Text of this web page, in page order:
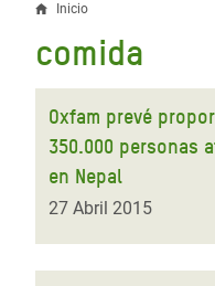
Sobrescribir
enlaces
de
ayuda
la
navegación
Inicio
comida
Oxfam prevé
350.000 personas
en Nepal
27 Abril 2015